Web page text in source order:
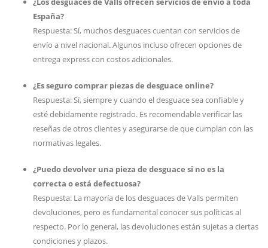
España?
Respuesta: Sí, muchos desguaces cuentan con servicios de
envío a nivel nacional. Algunos incluso ofrecen opciones de
entrega express con costos adicionales.
¿Es seguro comprar piezas de desguace online?
Respuesta: Sí, siempre y cuando el desguace sea confiable y
esté debidamente registrado. Es recomendable verificar las
reseñas de otros clientes y asegurarse de que cumplan con las
normativas legales.
¿Puedo devolver una pieza de desguace si no es la
correcta o está defectuosa?
Respuesta: La mayoría de los desguaces de Valls permiten
devoluciones, pero es fundamental conocer sus políticas al
respecto. Por lo general, las devoluciones están sujetas a ciertas
condiciones y plazos.